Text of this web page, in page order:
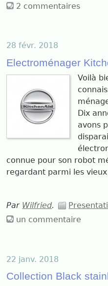
2 commentaires
28 févr. 2018
Electroménager
Voilà
Dix
avons
connue pour son robot
regardant parmi les
Par Wilfried.
un commentaire
22 janv. 2018
Collection Black